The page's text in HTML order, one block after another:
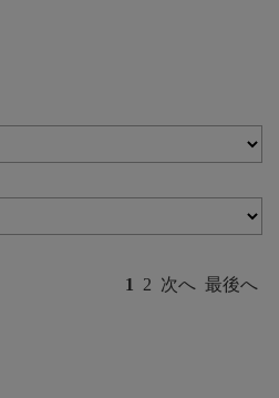
1 2 次へ 最後へ